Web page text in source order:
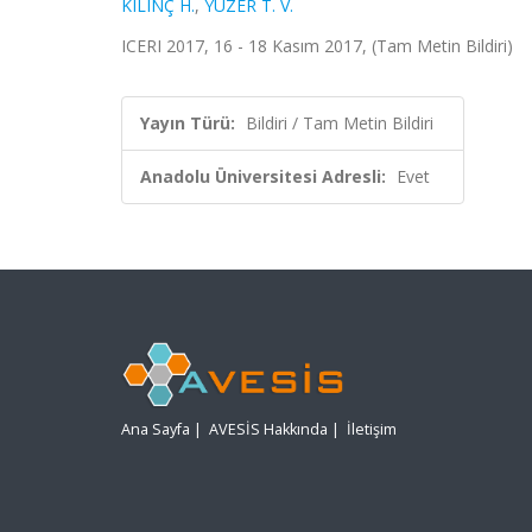
KILINÇ H., YÜZER T. V.
ICERI 2017, 16 - 18 Kasım 2017, (Tam Metin Bildiri)
Yayın Türü: Bildiri / Tam Metin Bildiri
Anadolu Üniversitesi Adresli: Evet
Ana Sayfa | AVESİS Hakkında | İletişim